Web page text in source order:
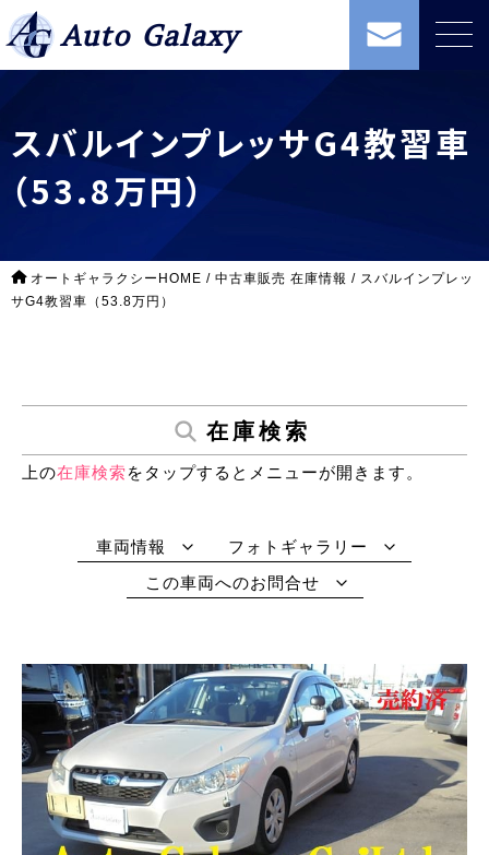
Auto Galaxy
スバルインプレッサG4教習車
（53.8万円）
オートギャラクシーHOME / 中古車販売 在庫情報 / スバルインプレッ
サG4教習車（53.8万円）
在庫検索
上の在庫検索をタップするとメニューが開きます。
車両情報
フォトギャラリー
この車両へのお問合せ